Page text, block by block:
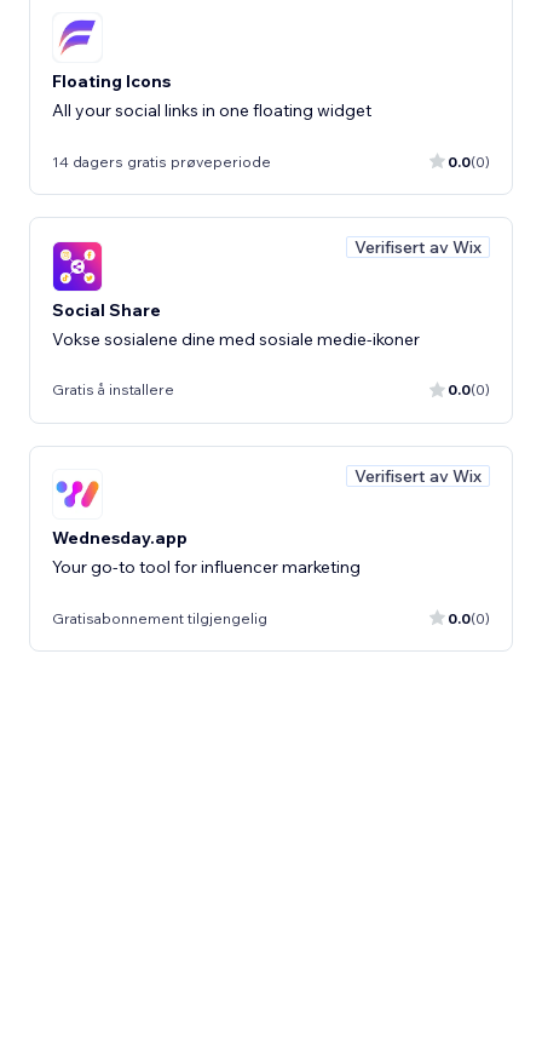
Floating Icons
All your social links in one floating widget
14 dagers gratis prøveperiode 0.0(0)
Verifisert av Wix
Social Share
Vokse sosialene dine med sosiale medie-ikoner
Gratis å installere 0.0(0)
Verifisert av Wix
Wednesday.app
Your go-to tool for influencer marketing
Gratisabonnement tilgjengelig 0.0(0)